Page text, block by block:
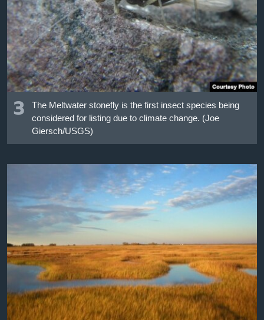
3
The Meltwater stonefly is the first insect species being
considered for listing due to climate change. (Joe
Giersch/USGS)